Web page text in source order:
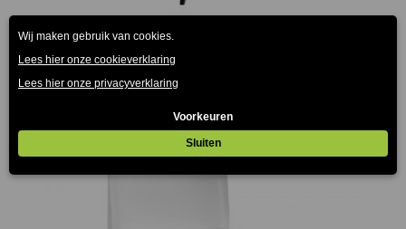
Maret barkruk antraciet 80cm
€81.00